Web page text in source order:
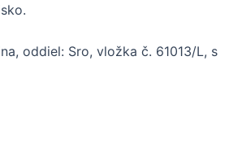
oddiel: Sro, vložka č. 61013/L, s